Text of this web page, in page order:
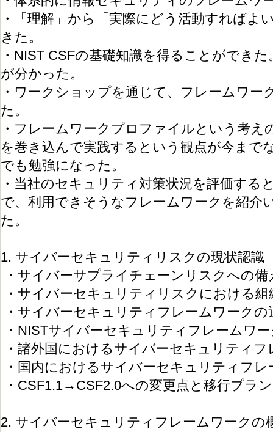
・「理解」から「実際にどう活動すればよ
きた。
・NIST CSFの基礎知識を得ることができ
が分かった。
・ワークショップを通じて、フレームワー
た。
・フレームワークプロファイルという考え
を巻き込んで実践するという観点が今まで
でも勉強になった。
・当社のセキュリティ対策状況を評価する
で、利用できそうなフレームワークを紹介
た。
1. サイバーセキュリティリスクの現状認識
・サイバーサプライチェーンリスクへの備
・サイバーセキュリティリスクにおける組
・サイバーセキュリティフレームワークの
・NISTサイバーセキュリティフレームワ
・諸外国におけるサイバーセキュリティ
・国内におけるサイバーセキュリティフ
・CSF1.1→CSF2.0への変更点と移行プラン
2. サイバーセキュリティフレームワークの